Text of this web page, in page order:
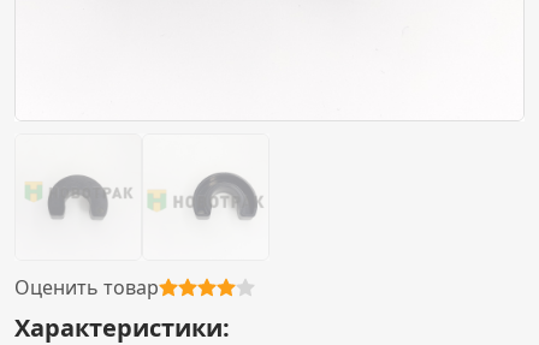
Оценить товар
Характеристики: